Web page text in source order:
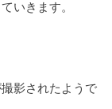
いきます。
影されたようで